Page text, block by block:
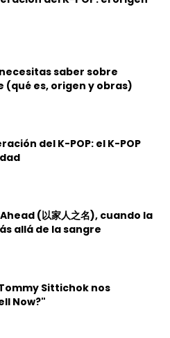
saber sobre
(qué es, origen y obras)
del K-POP: el K-POP
(以家人之名), cuando la
allá de la sangre
Tommy Sittichok nos
Now?"